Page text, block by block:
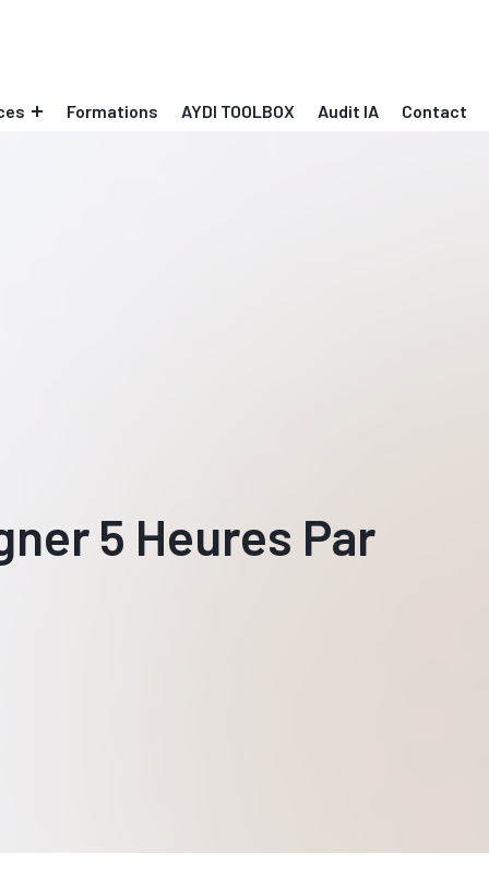
Formations AYDI TOOLBOX Audit IA Contact
5 Heures Par